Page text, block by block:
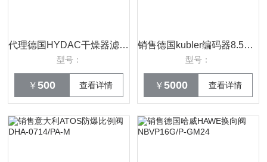
代理德国HYDAC干燥器滤芯1299654优势
型号：
￥500 查看详情
销售德国kubler编码器8.5888.6000.3112.A1
型号：
￥5000 查看详情